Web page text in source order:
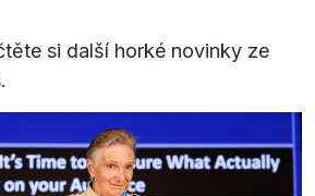
si další horké novinky ze